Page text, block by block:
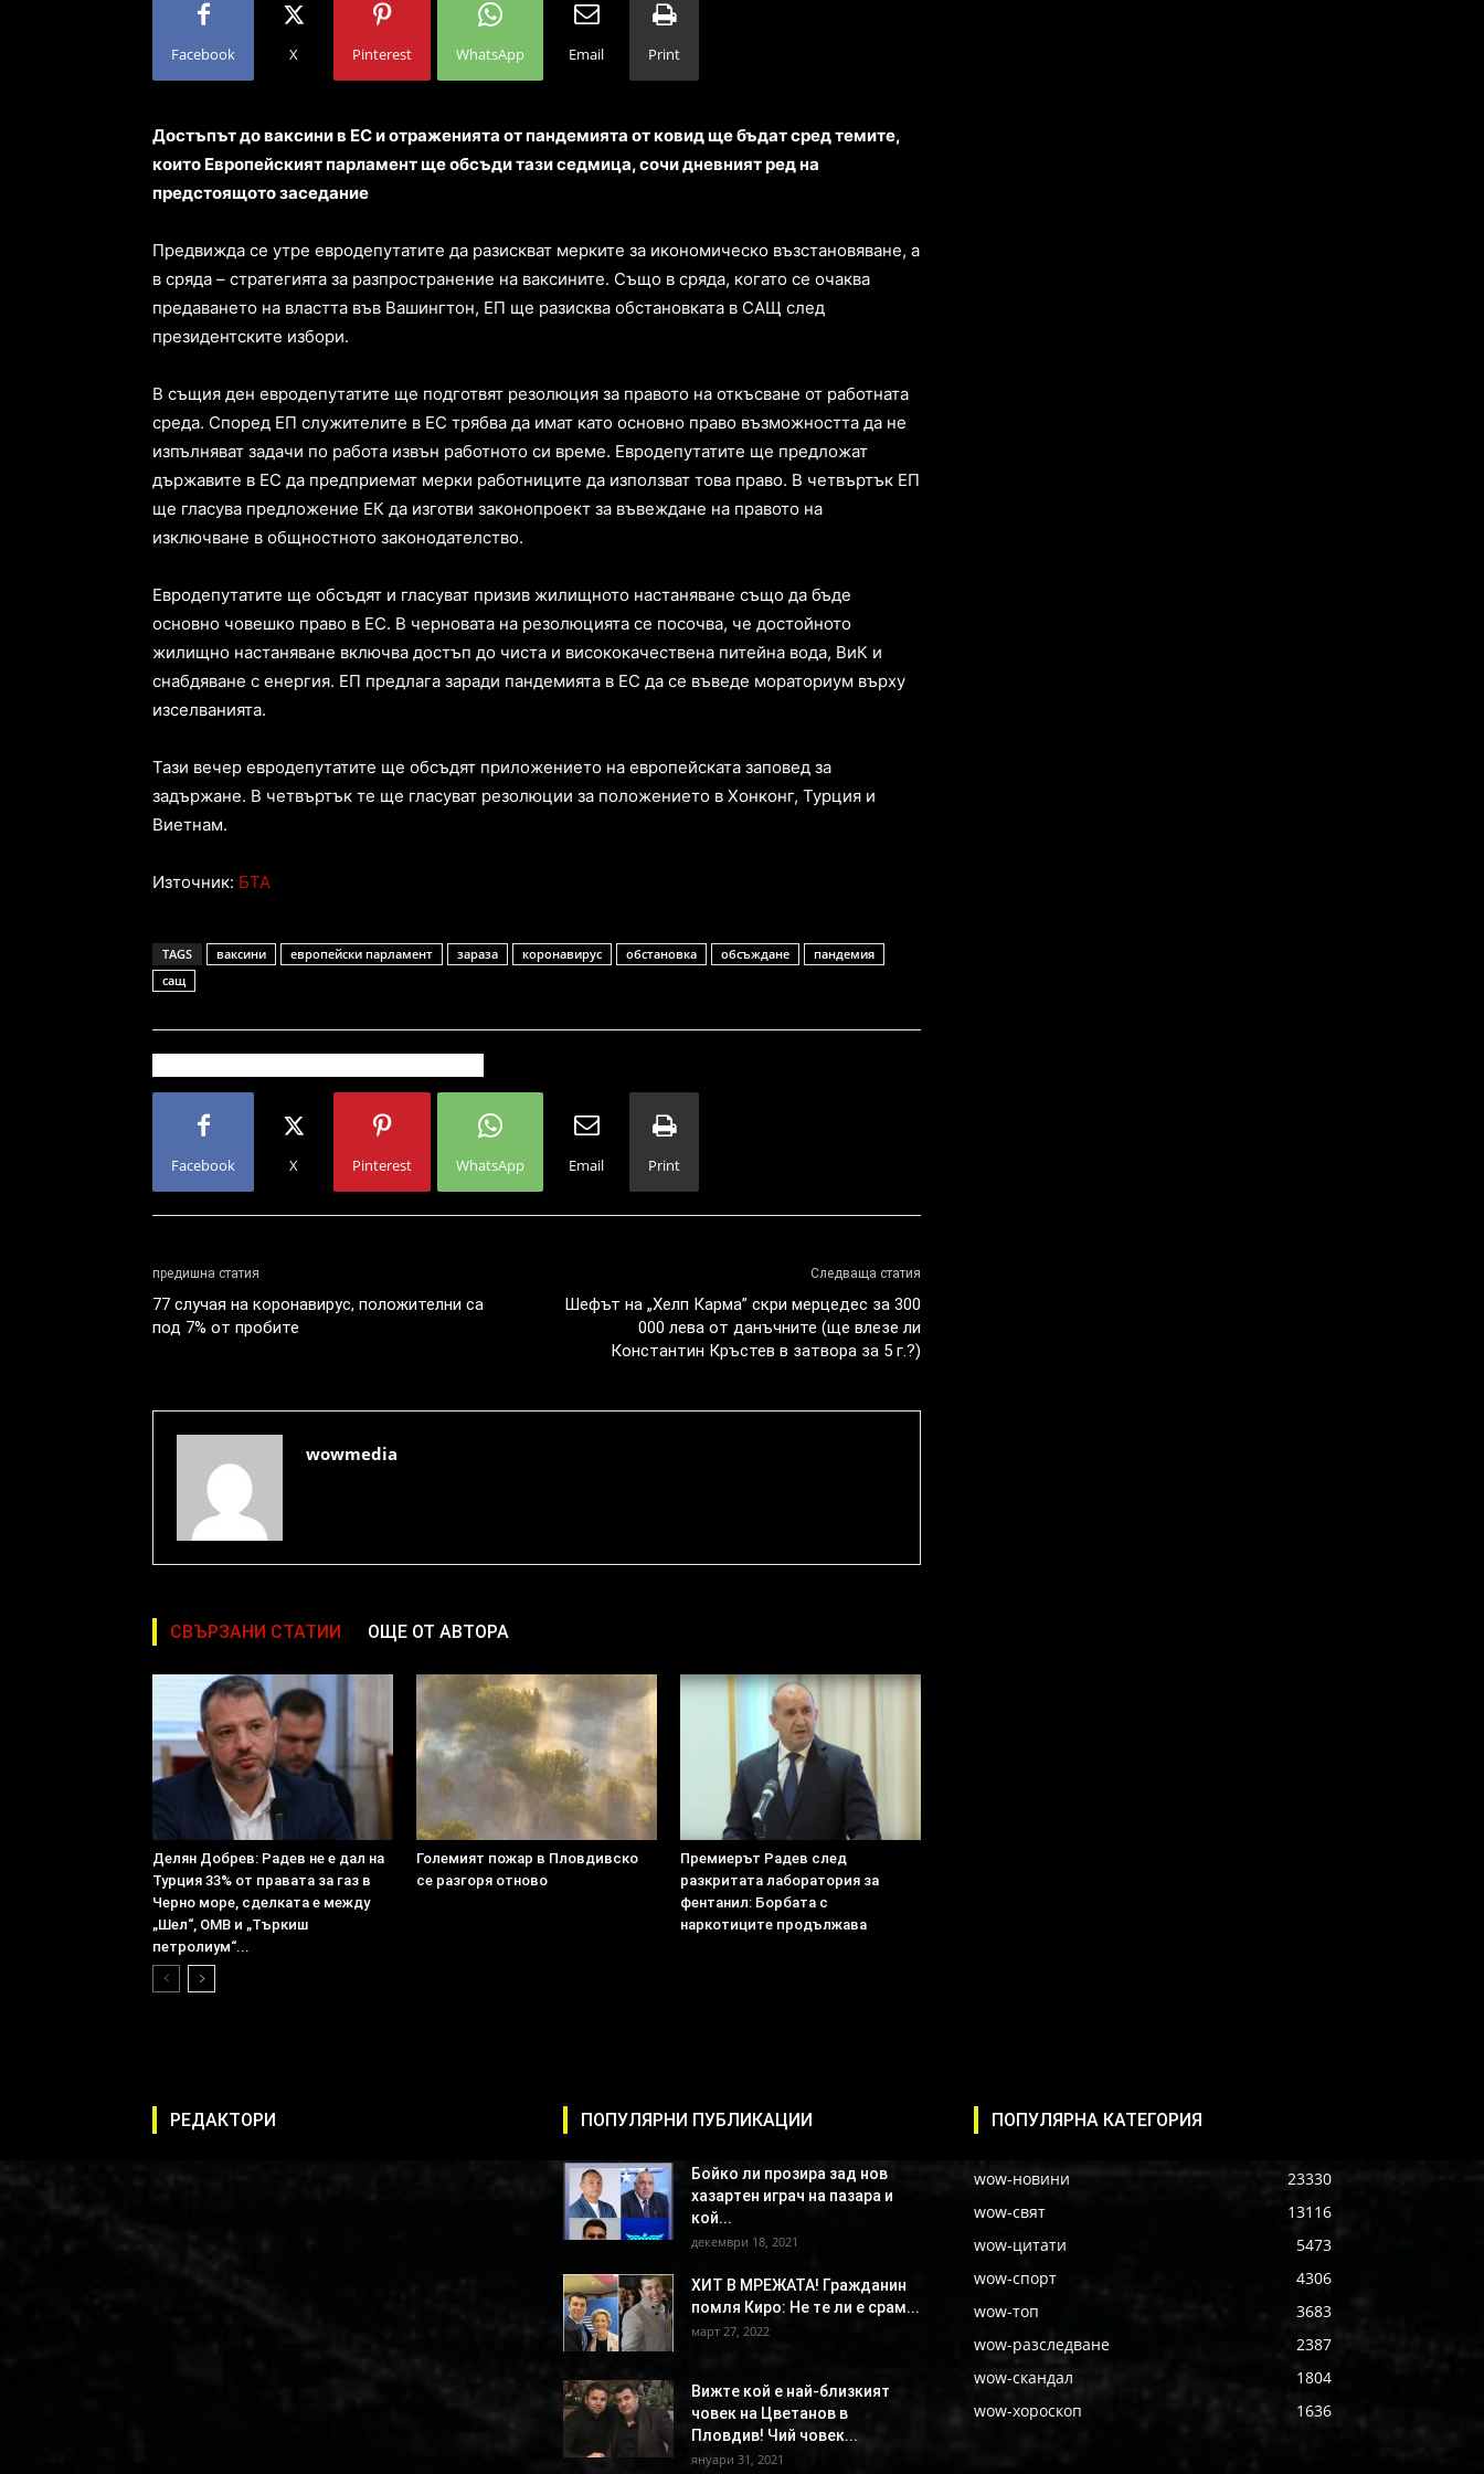
Facebook X Pinterest WhatsApp Email Print
Достъпът до ваксини в ЕС и отраженията от пандемията от ковид ще бъдат сред темите,
които Европейският парламент ще обсъди тази седмица, сочи дневният ред на
предстоящото заседание
Предвижда се утре евродепутатите да разискват мерките за икономическо възстановяване, а
в сряда – стратегията за разпространение на ваксините. Също в сряда, когато се очаква
предаването на властта във Вашингтон, ЕП ще разисква обстановката в САЩ след
президентските избори.
В същия ден евродепутатите ще подготвят резолюция за правото на откъсване от работната
среда. Според ЕП служителите в ЕС трябва да имат като основно право възможността да не
изпълняват задачи по работа извън работното си време. Евродепутатите ще предложат
държавите в ЕС да предприемат мерки работниците да използват това право. В четвъртък ЕП
ще гласува предложение ЕК да изготви законопроект за въвеждане на правото на
изключване в общностното законодателство.
Евродепутатите ще обсъдят и гласуват призив жилищното настаняване също да бъде
основно човешко право в ЕС. В черновата на резолюцията се посочва, че достойното
жилищно настаняване включва достъп до чиста и висококачествена питейна вода, ВиК и
снабдяване с енергия. ЕП предлага заради пандемията в ЕС да се въведе мораториум върху
изселванията.
Тази вечер евродепутатите ще обсъдят приложението на европейската заповед за
задържане. В четвъртък те ще гласуват резолюции за положението в Хонконг, Турция и
Виетнам.
Източник: БТА
TAGS ваксини европейски парламент зараза коронавирус обстановка обсъждане
пандемия
сащ
Facebook X Pinterest WhatsApp Email Print
предишна статия
77 случая на коронавирус, положителни са
под 7% от пробите
Следваща статия
Шефът на „Хелп Карма” скри мерцедес за 300
000 лева от данъчните (ще влезе ли
Константин Кръстев в затвора за 5 г.?)
wowmedia
СВЪРЗАНИ СТАТИИ ОЩЕ ОТ АВТОРА
Делян Добрев: Радев не е дал на
Турция 33% от правата за газ в
Черно море, сделката е между
„Шел“, ОМВ и „Търкиш
петролиум“...
Големият пожар в Пловдивско
се разгоря отново
Премиерът Радев след
разкритата лаборатория за
фентанил: Борбата с
наркотиците продължава
РЕДАКТОРИ ПОПУЛЯРНИ ПУБЛИКАЦИИ
Бойко ли прозира зад нов
хазартен играч на пазара и
кой...
декември 18, 2021
ХИТ В МРЕЖАТА! Гражданин
помля Киро: Не те ли е срам...
март 27, 2022
Вижте кой е най-близкият
човек на Цветанов в
Пловдив! Чий човек...
януари 31, 2021
ПОПУЛЯРНА КАТЕГОРИЯ
wow-новини
23330
wow-свят
13116
wow-цитати
5473
wow-спорт
4306
wow-топ
3683
wow-разследване
2387
wow-скандал
1804
wow-хороскоп
1636